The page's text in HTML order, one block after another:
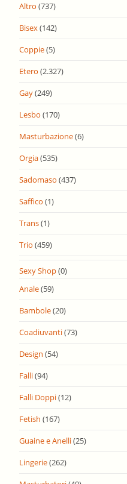
Altro (737)
Bisex(142)
Coppie(5)
Etero (2.327)
Gay(249)
Lesbo (170)
Masturbazione(6)
Orgia(535)
Sadomaso (437)
Saffico (1)
Trans(1)
Trio (459)
Sexy Shop(0)
Anale(59)
Bambole(20)
Coadiuvanti(73)
Design (54)
Falli(94)
Falli Doppi(12)
Fetish (167)
Guaine e Anelli(25)
Lingerie(262)